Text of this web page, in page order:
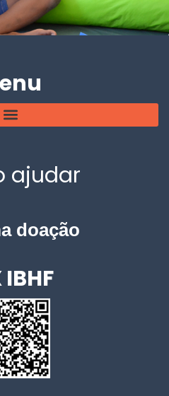
ajudar
doação
IBHF